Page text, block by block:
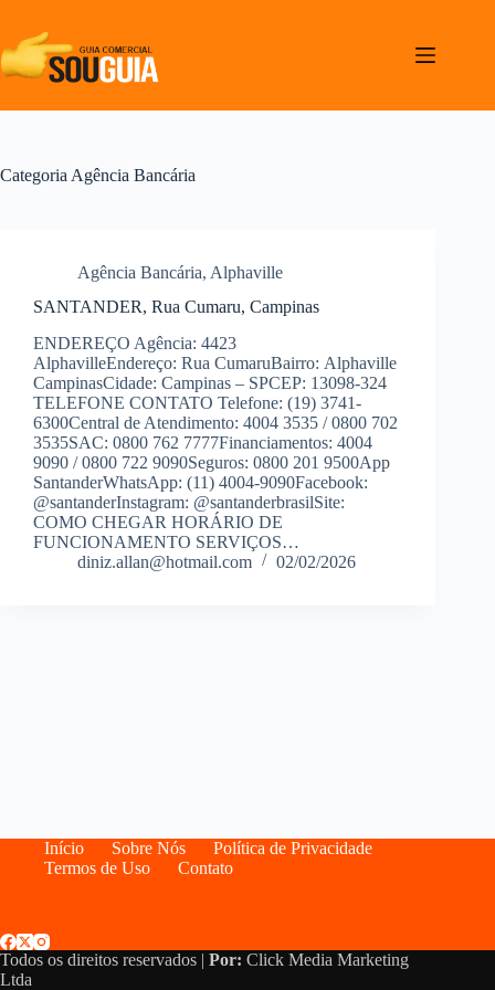
o
conteúdo
Categoria Agência Bancária
Agência Bancária, Alphaville
SANTANDER, Rua Cumaru, Campinas
ENDEREÇO Agência: 4423
AlphavilleEndereço: Rua CumaruBairro: Alphaville
CampinasCidade: Campinas – SPCEP: 13098-324
TELEFONE CONTATO Telefone: (19) 3741-
6300Central de Atendimento: 4004 3535 / 0800 702
3535SAC: 0800 762 7777Financiamentos: 4004
9090 / 0800 722 9090Seguros: 0800 201 9500App
SantanderWhatsApp: (11) 4004-9090Facebook:
@santanderInstagram: @santanderbrasilSite:
COMO CHEGAR HORÁRIO DE
FUNCIONAMENTO SERVIÇOS…
diniz.allan@hotmail.com
02/02/2026
Início Sobre Nós
Política de Privacidade
Termos de Uso
Contato
Todos os direitos reservados | Por: Click Media Marketing
Ltda